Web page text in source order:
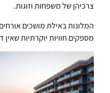
צרכיהן של משפחות וזוגות.
המלונות באילת מושכים
מספקים חוויות יוקרתיות שאין